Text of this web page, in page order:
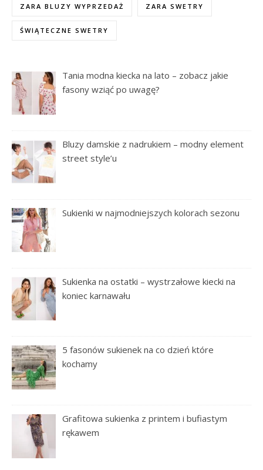
ZARA BLUZY WYPRZEDAŻ ZARA SWETRY
ŚWIĄTECZNE SWETRY
Tania modna kiecka na lato – zobacz jakie
fasony wziąć po uwagę?
Bluzy damskie z nadrukiem – modny element
street style’u
Sukienki w najmodniejszych kolorach sezonu
Sukienka na ostatki – wystrzałowe kiecki na
koniec karnawału
5 fasonów sukienek na co dzień które
kochamy
Grafitowa sukienka z printem i bufiastym
rękawem